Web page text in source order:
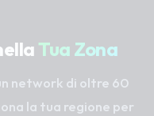
Tua Zona
network di oltre 60
la tua regione per